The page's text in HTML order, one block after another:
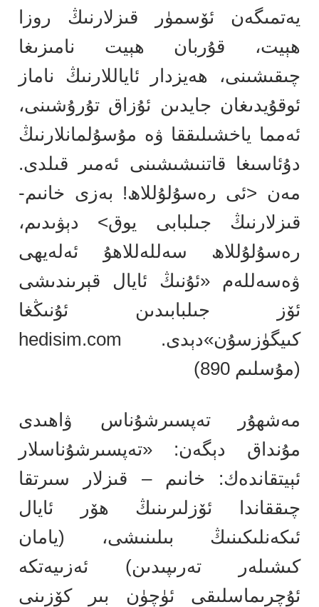
يەتمىگەن ئۆسمۈر قىزلارنىڭ روزا
ھېيت، قۇربان ھېيت نامىزىغا
چىقىشىنى، ھەيزدار ئاياللارنىڭ ناماز
ئوقۇيدىغان جايدىن ئۇزاق تۇرۇشىنى،
ئەمما ياخشىلىققا ۋە مۇسۇلمانلارنىڭ
دۇئاسىغا قاتنىشىشىنى ئەمىر قىلدى.
مەن <ئى رەسۇلۇللاھ! بەزى خانىم-
قىزلارنىڭ جىلبابى يوق> دېۋىدىم،
رەسۇلۇللاھ سەللەللاھۇ ئەلەيھى
ۋەسەللەم «ئۇنىڭ ئايال قېرىندىشى
ئۆز جىلبابىدىن ئۇنىڭغا
كىيگۈزسۇن»دېدى. hedisim.com
(مۇسلىم 890)
مەشھۇر تەپسىرشۇناس ۋاھىدى
مۇنداق دېگەن: «تەپسىرشۇناسلار
ئېيتقاندەك: خانىم – قىزلار سىرتقا
چىققاندا ئۆزلىرىنىڭ ھۆر ئايال
ئىكەنلىكىنىڭ بىلىنىشى، (يامان
كىشىلەر تەرىپىدىن) ئەزىيەتكە
ئۇچرىماسلىقى ئۈچۈن بىر كۆزىنى